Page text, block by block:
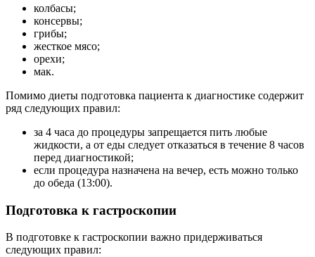
колбасы;
консервы;
грибы;
жесткое мясо;
орехи;
мак.
Помимо диеты подготовка пациента к диагностике содержит
ряд следующих правил:
за 4 часа до процедуры запрещается пить любые
жидкости, а от еды следует отказаться в течение 8 часов
перед диагностикой;
если процедура назначена на вечер, есть можно только
до обеда (13:00).
Подготовка к гастроскопии
В подготовке к гастроскопии важно придерживаться
следующих правил: